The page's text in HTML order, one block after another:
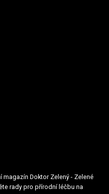
Doktor Zelený - Zelené
rady pro přírodní léčbu na